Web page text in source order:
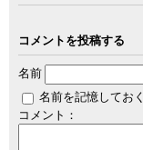
コメントを投稿する
名前
名前を記憶しておく
コメント：